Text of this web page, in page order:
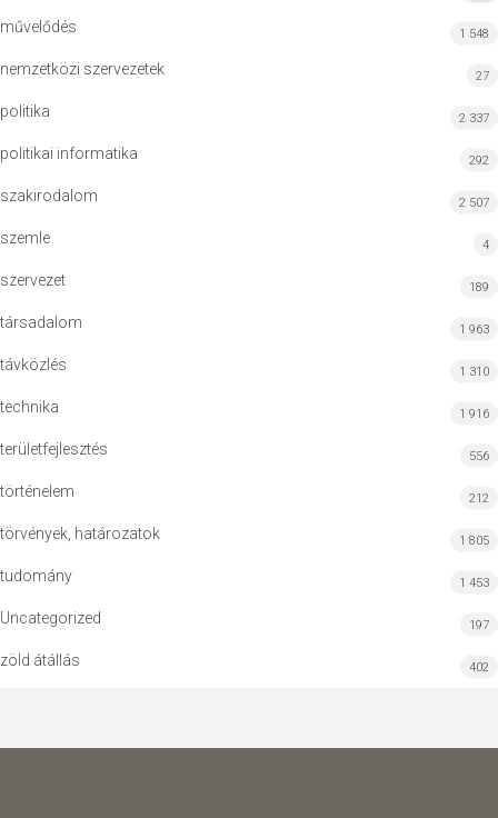
művelődés 1 548
nemzetközi szervezetek 27
politika 2 337
politikai informatika 292
szakirodalom 2 507
szemle 4
szervezet 189
társadalom 1 963
távközlés 1 310
technika 1 916
területfejlesztés 556
történelem 212
törvények, határozatok 1 805
tudomány 1 453
Uncategorized 197
zöld átállás 402